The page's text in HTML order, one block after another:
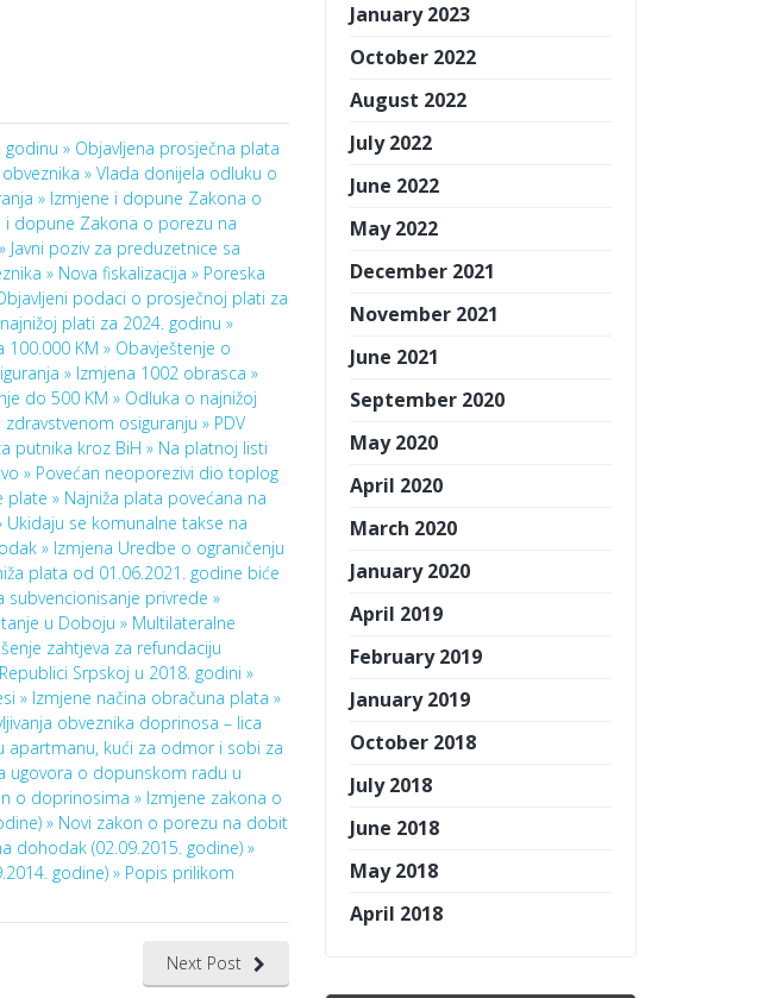
January 2023
October 2022
August 2022
July 2022
June 2022
May 2022
December 2021
November 2021
June 2021
September 2020
May 2020
April 2020
March 2020
January 2020
April 2019
February 2019
January 2019
October 2018
July 2018
June 2018
May 2018
April 2018
godinu » Objavljena prosječna plata
» Vlada donijela odluku o
» Izmjene i dopune Zakona o
i dopune Zakona o porezu na
Javni poziv za preduzetnice sa
» Nova fiskalizacija » Poreska
podaci o prosječnoj plati za
plati za 2024. godinu »
100.000 KM » Obavještenje o
» Izmjena 1002 obrasca »
do 500 KM » Odluka o najnižoj
osiguranju » PDV
putnika kroz BiH » Na platnoj listi
» Povećan neoporezivi dio toplog
plate » Najniža plata povećana na
Ukidaju se komunalne takse na
» Izmjena Uredbe o ograničenju
plata od 01.06.2021. godine biće
privrede »
u Doboju » Multilateralne
zahtjeva za refundaciju
Srpskoj u 2018. godini »
» Izmjene načina obračuna plata »
obveznika doprinosa – lica
apartmanu, kući za odmor i sobi za
ugovora o dopunskom radu u
o doprinosima » Izmjene zakona o
» Novi zakon o porezu na dobit
dohodak (02.09.2015. godine) »
godine) » Popis prilikom
Next Post